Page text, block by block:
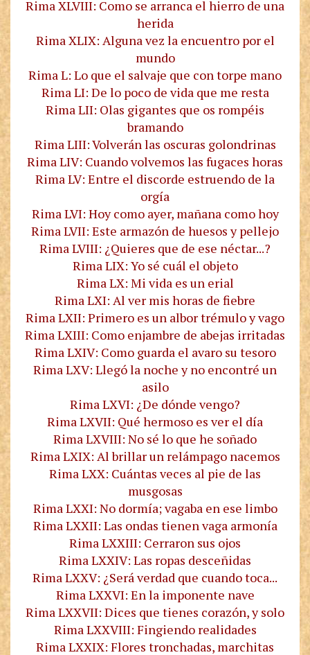
Rima XLVIII: Como se arranca el hierro de una
herida
Rima XLIX: Alguna vez la encuentro por el
mundo
Rima L: Lo que el salvaje que con torpe mano
Rima LI: De lo poco de vida que me resta
Rima LII: Olas gigantes que os rompéis
bramando
Rima LIII: Volverán las oscuras golondrinas
Rima LIV: Cuando volvemos las fugaces horas
Rima LV: Entre el discorde estruendo de la
orgía
Rima LVI: Hoy como ayer, mañana como hoy
Rima LVII: Este armazón de huesos y pellejo
Rima LVIII: ¿Quieres que de ese néctar...?
Rima LIX: Yo sé cuál el objeto
Rima LX: Mi vida es un erial
Rima LXI: Al ver mis horas de fiebre
Rima LXII: Primero es un albor trémulo y vago
Rima LXIII: Como enjambre de abejas irritadas
Rima LXIV: Como guarda el avaro su tesoro
Rima LXV: Llegó la noche y no encontré un
asilo
Rima LXVI: ¿De dónde vengo?
Rima LXVII: Qué hermoso es ver el día
Rima LXVIII: No sé lo que he soñado
Rima LXIX: Al brillar un relámpago nacemos
Rima LXX: Cuántas veces al pie de las
musgosas
Rima LXXI: No dormía; vagaba en ese limbo
Rima LXXII: Las ondas tienen vaga armonía
Rima LXXIII: Cerraron sus ojos
Rima LXXIV: Las ropas desceñidas
Rima LXXV: ¿Será verdad que cuando toca...
Rima LXXVI: En la imponente nave
Rima LXXVII: Dices que tienes corazón, y solo
Rima LXXVIII: Fingiendo realidades
Rima LXXIX: Flores tronchadas, marchitas